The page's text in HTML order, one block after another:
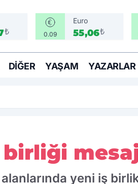
₺ 0.09
Euro
55,06₺
DIĞER YAŞAM YAZARLAR
yeni iş